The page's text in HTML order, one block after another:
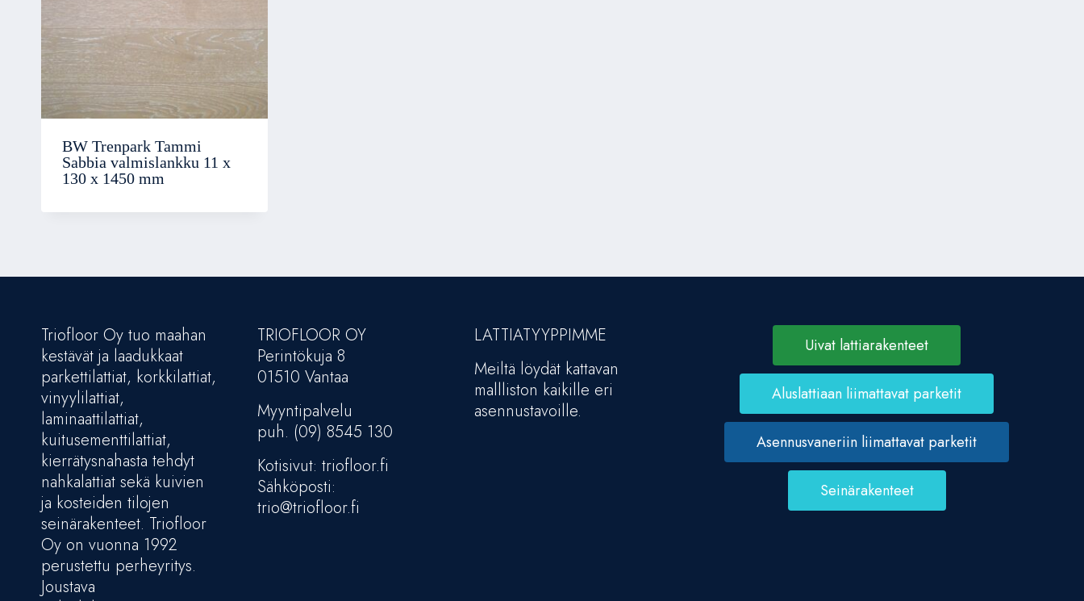
BW Trenpark Tammi
Sabbia valmislankku 11 x
130 x 1450 mm
Triofloor Oy tuo maahan
kestävät ja laadukkaat
parkettilattiat, korkkilattiat,
vinyylilattiat,
laminaattilattiat,
kuitusementtilattiat,
kierrätysnahasta tehdyt
nahkalattiat sekä kuivien
ja kosteiden tilojen
seinärakenteet. Triofloor
Oy on vuonna 1992
perustettu perheyritys.
Joustava
TRIOFLOOR OY
Perintökuja 8
01510 Vantaa
Myyntipalvelu
puh. (09) 8545 130
Kotisivut: triofloor.fi
Sähköposti:
trio@triofloor.fi
LATTIATYYPPIMME
Meiltä löydät kattavan
mallliston kaikille eri
asennustavoille.
Uivat lattiarakenteet
Aluslattiaan liimattavat parketit
Asennusvaneriin liimattavat parketit
Seinärakenteet